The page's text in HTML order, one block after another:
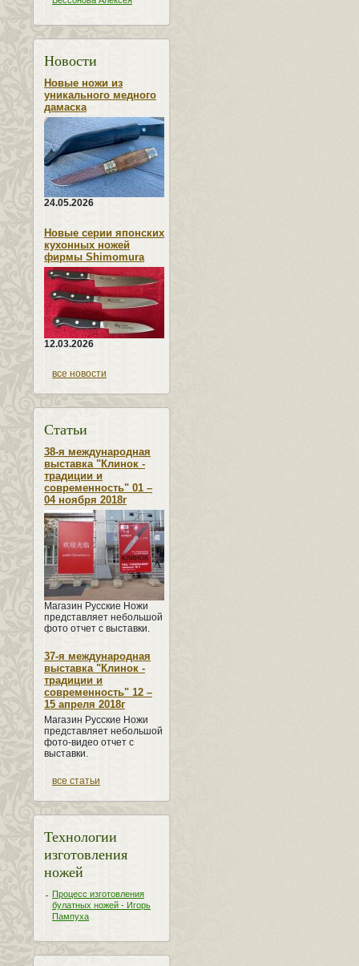
Новости
Новые ножи из
уникального медного
дамаска
24.05.2026
Новые серии японских
кухонных ножей
фирмы Shimomura
12.03.2026
все новости
Статьи
38-я международная
выставка "Клинок -
традиции и
современность" 01 –
04 ноября 2018г
Магазин Русские Ножи
представляет небольшой
фото отчет с выставки.
37-я международная
выставка "Клинок -
традиции и
современность" 12 –
15 апреля 2018г
Магазин Русские Ножи
представляет небольшой
фото-видео отчет с
выставки.
все статьи
Технологии
изготовления
ножей
Процесс изготовления
булатных ножей - Игорь
Пампуха